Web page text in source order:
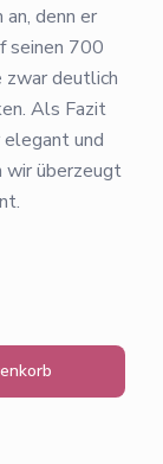
denn er
seinen 700
deutlich
Als Fazit
und
wir überzeugt